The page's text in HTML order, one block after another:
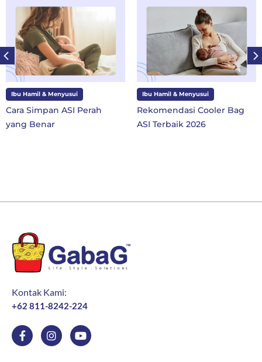
Ibu Hamil & Menyusui
Rekomendasi Cooler Bag
ASI Terbaik 2026
Ibu dan Anak
10 Perlengkapan Sekolah
SD Kelas 1 di Tahun Ajaran
Kontak Kami:
+62 811-8242-224
F
a
I
n
Y
o